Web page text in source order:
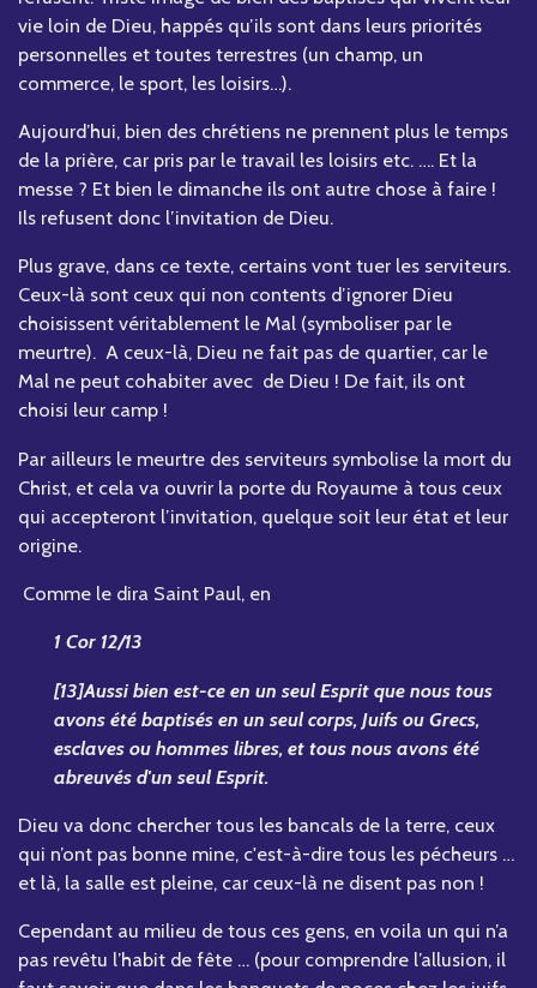
vie loin de Dieu, happés qu’ils sont dans leurs priorités
personnelles et toutes terrestres (un champ, un
commerce, le sport, les loisirs…).
Aujourd’hui, bien des chrétiens ne prennent plus le temps
de la prière, car pris par le travail les loisirs etc. …. Et la
messe ? Et bien le dimanche ils ont autre chose à faire !
Ils refusent donc l’invitation de Dieu.
Plus grave, dans ce texte, certains vont tuer les serviteurs.
Ceux-là sont ceux qui non contents d’ignorer Dieu
choisissent véritablement le Mal (symboliser par le
meurtre). A ceux-là, Dieu ne fait pas de quartier, car le
Mal ne peut cohabiter avec de Dieu ! De fait, ils ont
choisi leur camp !
Par ailleurs le meurtre des serviteurs symbolise la mort du
Christ, et cela va ouvrir la porte du Royaume à tous ceux
qui accepteront l’invitation, quelque soit leur état et leur
origine.
Comme le dira Saint Paul, en
1 Cor 12/13
[13]Aussi bien est-ce en un seul Esprit que nous tous
avons été baptisés en un seul corps, Juifs ou Grecs,
esclaves ou hommes libres, et tous nous avons été
abreuvés d'un seul Esprit.
Dieu va donc chercher tous les bancals de la terre, ceux
qui n’ont pas bonne mine, c'est-à-dire tous les pécheurs …
et là, la salle est pleine, car ceux-là ne disent pas non !
Cependant au milieu de tous ces gens, en voila un qui n’a
pas revêtu l’habit de fête … (pour comprendre l’allusion, il